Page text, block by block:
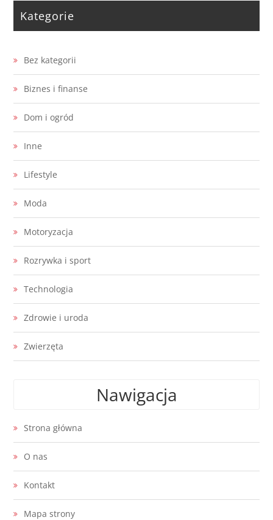
Kategorie
Bez kategorii
Biznes i finanse
Dom i ogród
Inne
Lifestyle
Moda
Motoryzacja
Rozrywka i sport
Technologia
Zdrowie i uroda
Zwierzęta
Nawigacja
Strona główna
O nas
Kontakt
Mapa strony